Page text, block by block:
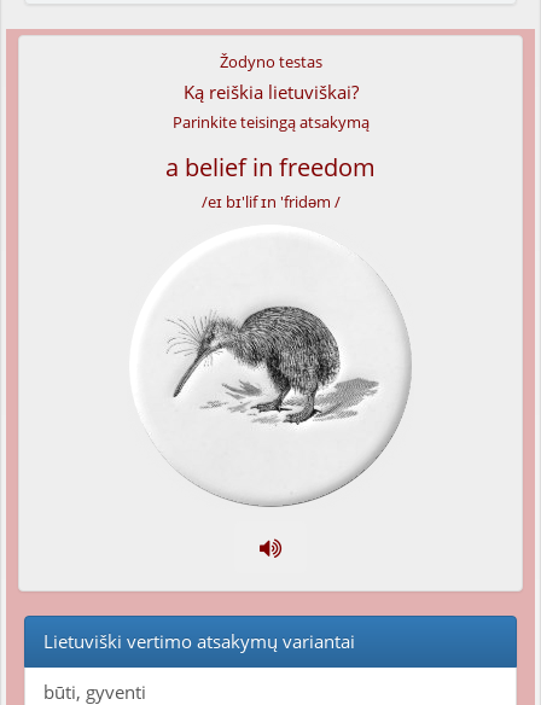
Žodyno testas
Ką reiškia lietuviškai?
Parinkite teisingą atsakymą
a belief in freedom
/eɪ bɪ'lif ɪn 'fridəm /
Lietuviški vertimo atsakymų variantai
būti, gyventi